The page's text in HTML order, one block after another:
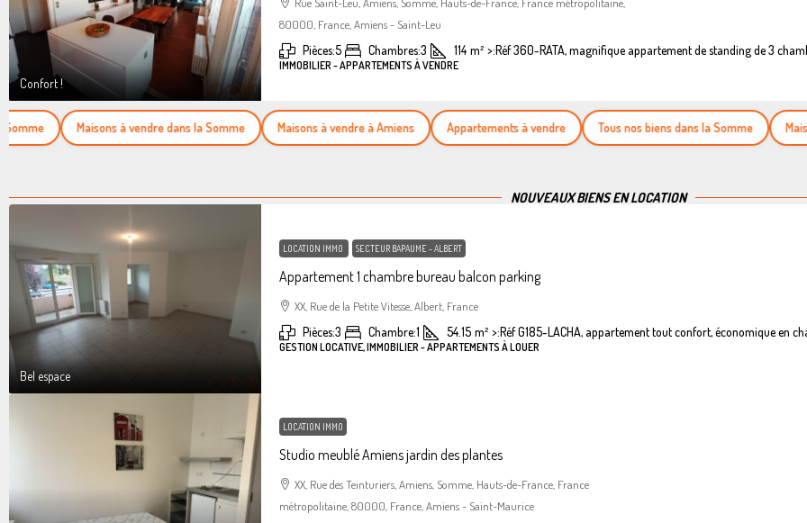
Confort !
80000, France, Amiens - Saint-Leu
Pièces:5 Chambres:3 114 m² >:Réf 360-RATA, magnifique appartement de standing de 3
IMMOBILIER - APPARTEMENTS À VENDRE
Maisons à vendre dans la Somme Maisons à vendre à Amiens Appartements à vendre Tous nos biens dans la Somme
NOUVEAUX BIENS EN LOCATION
Bel espace
LOCATION IMMO SECTEUR BAPAUME - ALBERT
Appartement 1 chambre bureau balcon parking
XX, Rue de la Petite Vitesse, Albert, France
Pièces:3 Chambre:1 54.15 m² >:Réf G185-LACHA, appartement tout confort, économique en
GESTION LOCATIVE, IMMOBILIER - APPARTEMENTS À LOUER
LOCATION IMMO
Studio meublé Amiens jardin des plantes
XX, Rue des Teinturiers, Amiens, Somme, Hauts-de-France, France
métropolitaine, 80000, France, Amiens - Saint-Maurice